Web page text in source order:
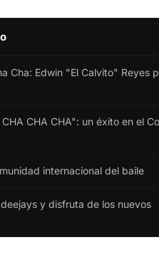
Cha: Edwin "El Calvito" Reyes
CHA CHA": un éxito en el
internacional del baile
y disfruta de los nuevos